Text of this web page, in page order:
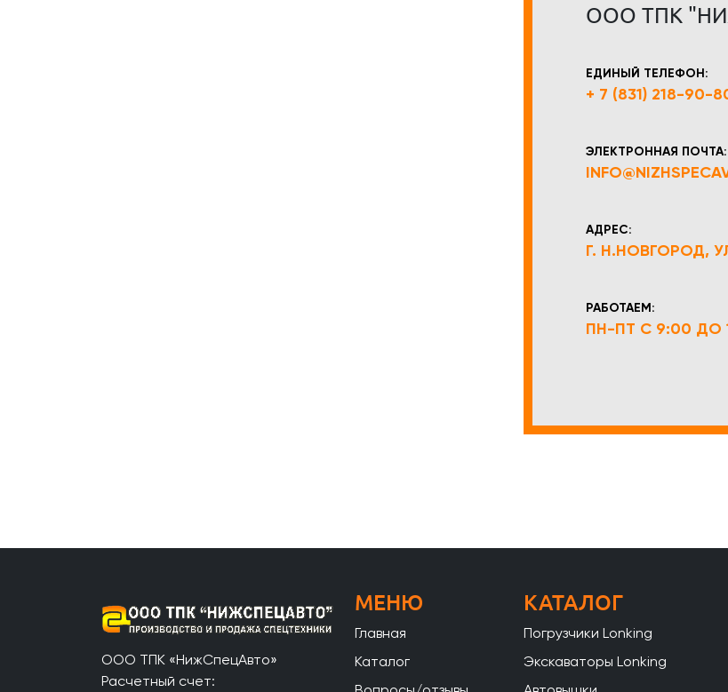
ООО ТПК
ЕДИНЫЙ ТЕЛЕФОН:
+ 7 (831) 218-90-
ЭЛЕКТРОННАЯ ПОЧТА:
АДРЕС:
Г. Н.НОВГОРОД,
РАБОТАЕМ:
ПН-ПТ С 9:00 ДО
ООО ТПК «НижСпецАвто»
Расчетный счет:
МЕНЮ
Главная
Каталог
КАТАЛОГ
Погрузчики Lonking
Экскаваторы Lonking